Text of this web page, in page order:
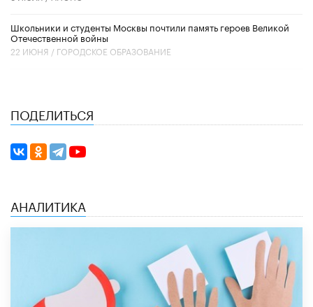
Школьники и студенты Москвы почтили память героев Великой
Отечественной войны
22 ИЮНЯ / ГОРОДСКОЕ ОБРАЗОВАНИЕ
ПОДЕЛИТЬСЯ
АНАЛИТИКА